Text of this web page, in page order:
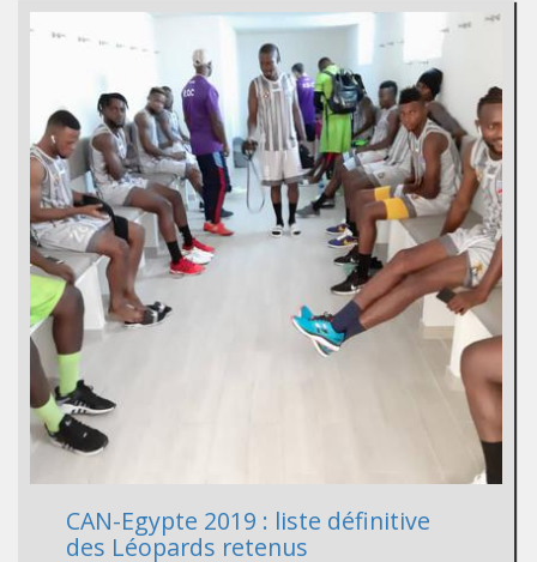
CAN-Egypte 2019 : liste définitive
des Léopards retenus